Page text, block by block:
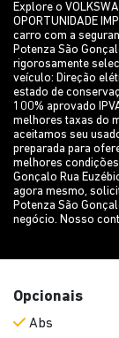
Explore o
OPORTUNIDADE
carro com a
Potenza São
rigorosamente
veículo: Direção
estado de
100% aprovado
melhores taxas do
aceitamos seu
preparada para
melhores
Gonçalo Rua
agora mesmo,
Potenza São
negócio. Nosso
Opcionais
Abs